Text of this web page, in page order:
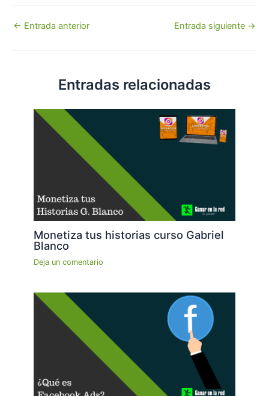
Navegación
entradas
← Entrada anterior Entrada siguiente →
Entradas relacionadas
Monetiza tus historias curso Gabriel
Blanco
Deja un comentario